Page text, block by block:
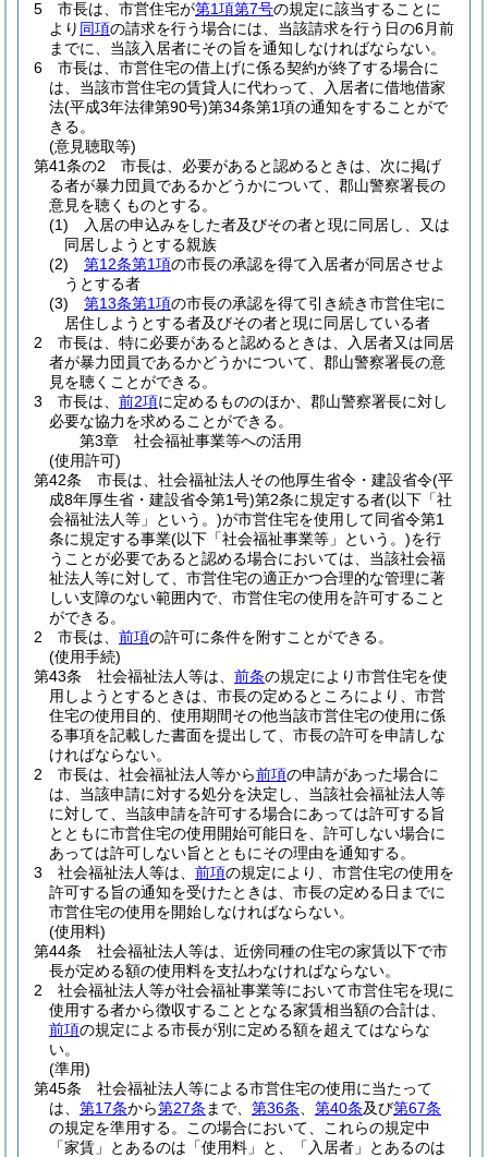
5
市長は、市営住宅が第1項第7号の規定に該当することに
より 同項の請求を行う場合には、当該請求を行う日の6月前
までに、当該入居者にその旨を通知しなければならない。
6
市長は、市営住宅の借上げに係る契約が終了する場合に
は、当該市営住宅の賃貸人に代わって、入居者に借地借家
法(平成3年法律第90号)第34条第1項の通知をすることがで
きる。
(意見聴取等)
第41条の2
市長は、必要があると認めるときは、次に掲げ
る者が暴力団員であるかどうかについて、郡山警察署長の
意見を聴くものとする。
(1)
入居の申込みをした者及びその者と現に同居し、又は
同居しようとする親族
(2)
第12条第1項の市長の承認を得て入居者が同居させよ
うとする者
(3)
第13条第1項の市長の承認を得て引き続き市営住宅に
居住しようとする者及びその者と現に同居している者
2
市長は、特に必要があると認めるときは、入居者又は同居
者が暴力団員であるかどうかについて、郡山警察署長の意
見を聴くことができる。
3
市長は、 前2項に定めるもののほか、郡山警察署長に対し
必要な協力を求めることができる。
第3章
社会福祉事業等への活用
(使用許可)
第42条
市長は、社会福祉法人その他厚生省令・建設省令(平
成8年厚生省・建設省令第1号)第2条に規定する者(以下「社
会福祉法人等」という。)が市営住宅を使用して同省令第1
条に規定する事業(以下「社会福祉事業等」という。)を行
うことが必要であると認める場合においては、当該社会福
祉法人等に対して、市営住宅の適正かつ合理的な管理に著
しい支障のない範囲内で、市営住宅の使用を許可すること
ができる。
2
市長は、 前項の許可に条件を附すことができる。
(使用手続)
第43条
社会福祉法人等は、 前条の規定により市営住宅を使
用しようとするときは、市長の定めるところにより、市営
住宅の使用目的、使用期間その他当該市営住宅の使用に係
る事項を記載した書面を提出して、市長の許可を申請しな
ければならない。
2
市長は、社会福祉法人等から前項の申請があった場合に
は、当該申請に対する処分を決定し、当該社会福祉法人等
に対して、当該申請を許可する場合にあっては許可する旨
とともに市営住宅の使用開始可能日を、許可しない場合に
あっては許可しない旨とともにその理由を通知する。
3
社会福祉法人等は、 前項の規定により、市営住宅の使用を
許可する旨の通知を受けたときは、市長の定める日までに
市営住宅の使用を開始しなければならない。
(使用料)
第44条
社会福祉法人等は、近傍同種の住宅の家賃以下で市
長が定める額の使用料を支払わなければならない。
2
社会福祉法人等が社会福祉事業等において市営住宅を現に
使用する者から徴収することとなる家賃相当額の合計は、
前項の規定による市長が別に定める額を超えてはならな
い。
(準用)
第45条
社会福祉法人等による市営住宅の使用に当たって
は、 第17条から第27条 まで、 第36条 第40条及び第67条
の規定を準用する。
この場合において、これらの規定中
「家賃」とあるのは「使用料」と、「入居者」とあるのは